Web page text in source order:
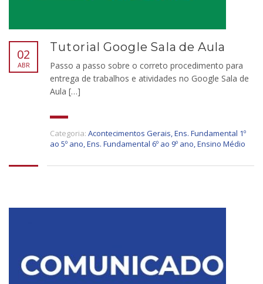
02
ABR
Tutorial Google Sala de Aula
Passo a passo sobre o correto procedimento para
entrega de trabalhos e atividades no Google Sala de
Aula […]
Categoria: Acontecimentos Gerais,Ens. Fundamental 1º
ao 5º ano,Ens. Fundamental 6º ao 9º ano,Ensino Médio